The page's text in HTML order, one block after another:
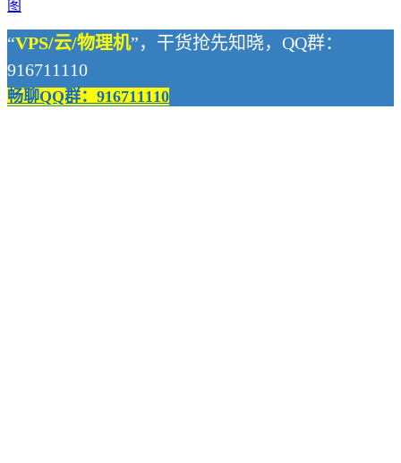
图
“VPS/云/物理机”，干货抢先知晓，QQ群：
916711110
畅聊QQ群：916711110